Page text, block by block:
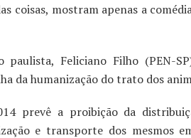
coisas, mostram apenas a
paulista, Feliciano Filho (PEN-
da humanização do trato dos
prevê a proibição da
e transporte dos mesmos